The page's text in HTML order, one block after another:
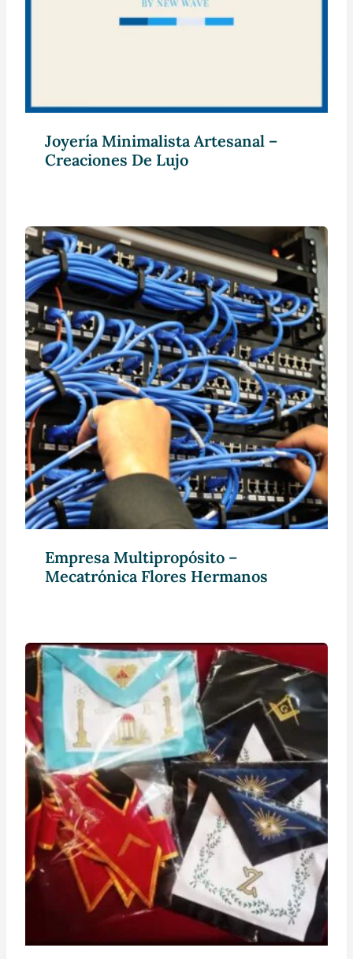
Joyería Minimalista Artesanal –
Creaciones De Lujo
Empresa Multipropósito –
Mecatrónica Flores Hermanos